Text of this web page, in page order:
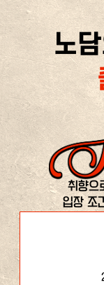
노
취향으
입장 조